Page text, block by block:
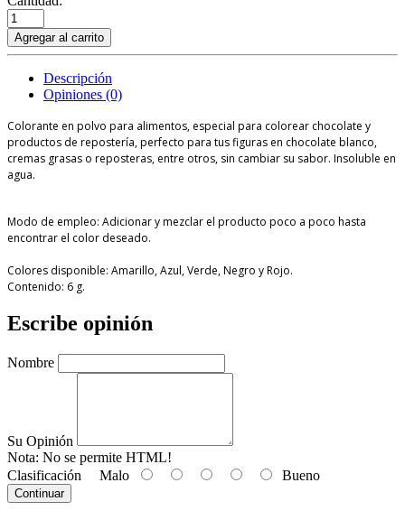
Agregar al carrito
Descripción
Opiniones (0)
Colorante en polvo para alimentos, especial para colorear chocolate y
productos de repostería, perfecto para tus figuras en chocolate blanco,
cremas grasas o reposteras, entre otros, sin cambiar su sabor. Insoluble en
agua.
Modo de empleo: Adicionar y mezclar el producto poco a poco hasta
encontrar el color deseado.
Colores disponible: Amarillo, Azul, Verde, Negro y Rojo.
Contenido: 6 g.
Escribe opinión
Nombre
Su Opinión
Nota: No se permite HTML!
Clasificación Malo Bueno
Continuar